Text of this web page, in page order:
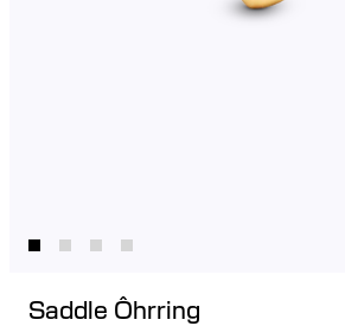
Saddle Ôhrring